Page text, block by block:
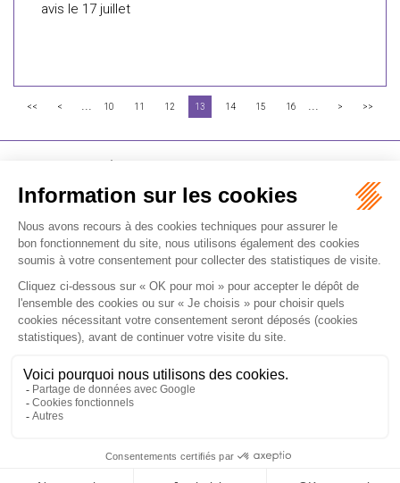
avis le 17 juillet
<< < ... 10 11 12 13 14 15 16 ... > >>
16-18 Rue du 4 Septembre - 75002 Paris
Contactez-nous
RECEVOIR LA NEWSLETTER
Je m'inscris
Les ateliers E-learning Articles